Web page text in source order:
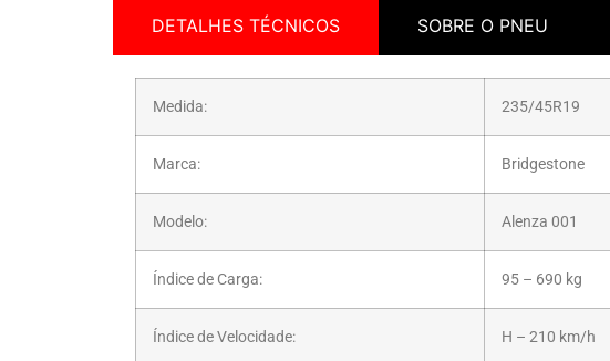
DETALHES TÉCNICOS SOBRE O PNEU
Medida: 235/45R19
Marca: Bridgestone
Modelo: Alenza 001
Índice de Carga: 95 – 690 kg
Índice de Velocidade: H – 210 km/h